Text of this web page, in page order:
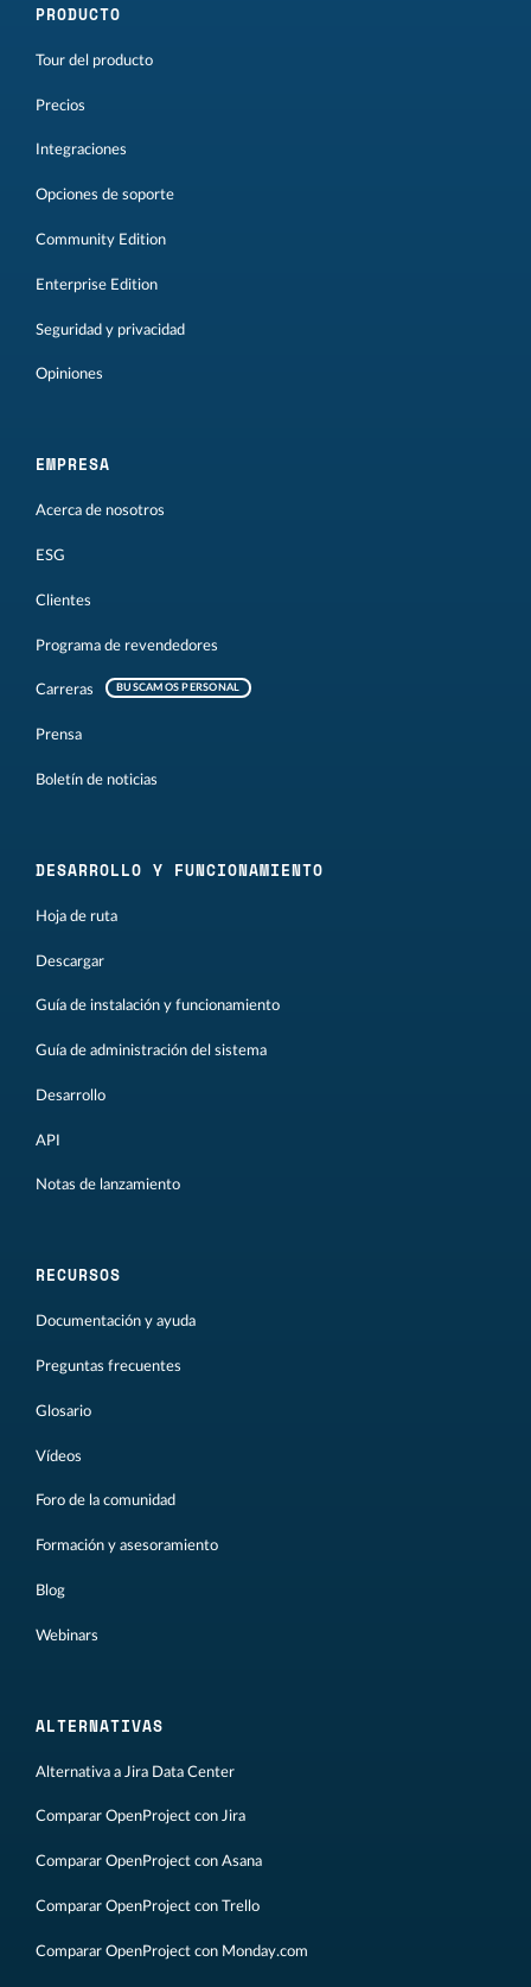
PRODUCTO
Tour del producto
Precios
Integraciones
Opciones de soporte
Community Edition
Enterprise Edition
Seguridad y privacidad
Opiniones
EMPRESA
Acerca de nosotros
ESG
Clientes
Programa de revendedores
Carreras BUSCAMOS PERSONAL
Prensa
Boletín de noticias
DESARROLLO Y FUNCIONAMIENTO
Hoja de ruta
Descargar
Guía de instalación y funcionamiento
Guía de administración del sistema
Desarrollo
API
Notas de lanzamiento
RECURSOS
Documentación y ayuda
Preguntas frecuentes
Glosario
Vídeos
Foro de la comunidad
Formación y asesoramiento
Blog
Webinars
ALTERNATIVAS
Alternativa a Jira Data Center
Comparar OpenProject con Jira
Comparar OpenProject con Asana
Comparar OpenProject con Trello
Comparar OpenProject con Monday.com